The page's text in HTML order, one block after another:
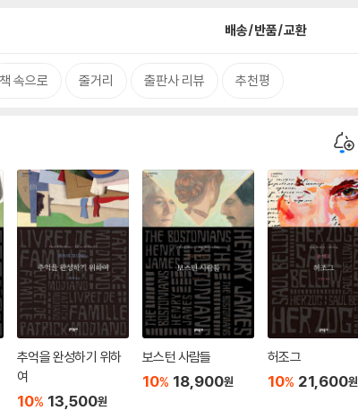
배송/반품/교환
책 속으로 줄거리 출판사 리뷰 추천평
추억을 완성하기 위하
여
10% 13,500원
보스턴 사람들
10% 18,900원
허조그
10% 21,600원